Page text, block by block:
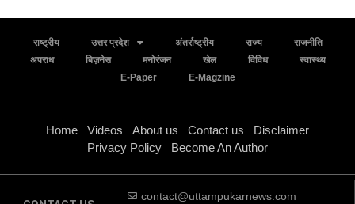
राष्ट्रीय उत्तर प्रदेश अंतर्राष्ट्रीय राज्य
राजनीति
अपराध
बिज़नेस मनोरंजन खेल विविध
स्वास्थ्य
E-Paper
E-Magzine
Home Videos About us Contact us
Disclaimer
Privacy Policy
Become An Author
contact@uttampukarnews.com